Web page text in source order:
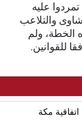
عليه
والتلاعب
الخطة، ولم
للقوانين.
مكة